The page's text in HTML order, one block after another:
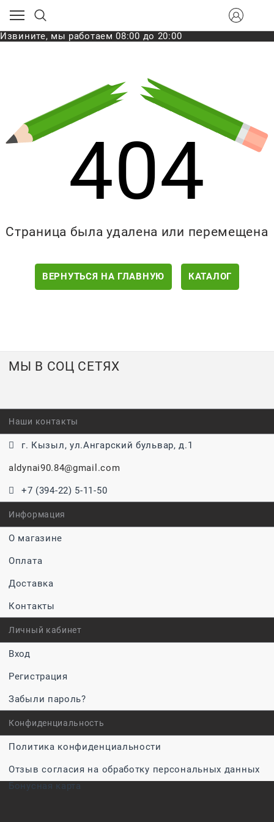
Извините, мы работаем 08:00 до 20:00
404
Страница была удалена или перемещена
ВЕРНУТЬСЯ НА ГЛАВНУЮ КАТАЛОГ
МЫ В СОЦ СЕТЯХ
Наши контакты
г. Кызыл, ул.Ангарский бульвар, д.1
aldynai90.84@gmail.com
+7 (394-22) 5-11-50
Информация
О магазине
Оплата
Доставка
Контакты
Личный кабинет
Вход
Регистрация
Забыли пароль?
Конфиденциальность
Политика конфиденциальности
Отзыв согласия на обработку персональных данных
Бонусная карта